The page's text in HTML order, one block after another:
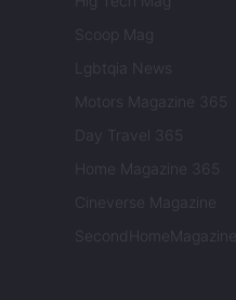
Scoop Mag
Lgbtqia News
Motors Magazine 365
Day Travel 365
Home Magazine 365
Cineverse Magazine
SecondHomeMagazine